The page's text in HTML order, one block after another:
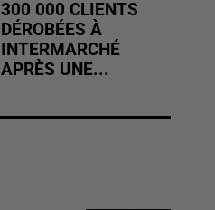
300 000 CLIENTS
DÉROBÉES À
INTERMARCHÉ
APRÈS UNE...